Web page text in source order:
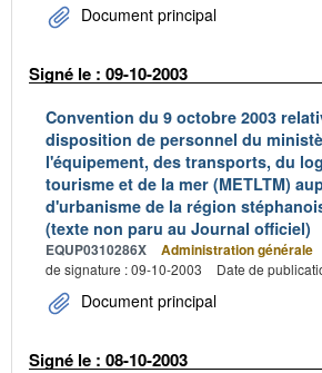
Document principal
Signé le : 09-10-2003
Convention du 9 octobre 2003
disposition de personnel du
l'équipement, des transports, du
tourisme et de la mer (METLTM)
d'urbanisme de la région
(texte non paru au Journal officiel)
EQUP0310286X Administration générale
de signature : 09-10-2003
Date de
Document principal
Signé le : 08-10-2003